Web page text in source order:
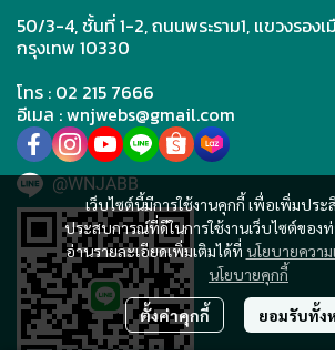
เว็บไซต์นี้มีการใช้งานคุกกี้ เพื่อเพิ่มปร
ประสบการณ์ที่ดีในการใช้งานเว็บไซต์ของ
อ่านรายละเอียดเพิ่มเติมได้ที่ นโยบายควา
นโยบายคุกกี้
ตั้งค่าคุกกี้ ยอมรับทั้ง
50/3-4, ชั้นที่ 1-2, ถนนพระราม1, แขวงรอง
กรุงเทพ 10330
โทร : 02 215 7666
อีเมล : wnjwebs@gmail.com
@WNJABB